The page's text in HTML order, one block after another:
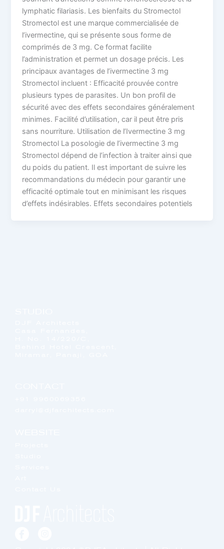
lymphatic filariasis. Les bienfaits du Stromectol
Stromectol est une marque commercialisée de
l’ivermectine, qui se présente sous forme de
comprimés de 3 mg. Ce format facilite
l’administration et permet un dosage précis. Les
principaux avantages de l’ivermectine 3 mg
Stromectol incluent : Efficacité prouvée contre
plusieurs types de parasites. Un bon profil de
sécurité avec des effets secondaires généralement
minimes. Facilité d’utilisation, car il peut être pris
sans nourriture. Utilisation de l’Ivermectine 3 mg
Stromectol La posologie de l’ivermectine 3 mg
Stromectol dépend de l’infection à traiter ainsi que
du poids du patient. Il est important de suivre les
recommandations du médecin pour garantir une
efficacité optimale tout en minimisant les risques
d’effets indésirables. Effets secondaires potentiels